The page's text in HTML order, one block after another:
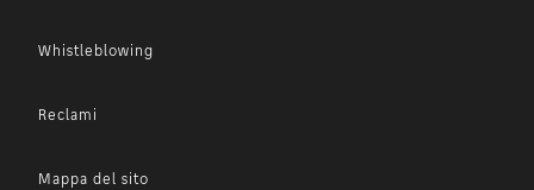
Whistleblowing
Reclami
Mappa del sito